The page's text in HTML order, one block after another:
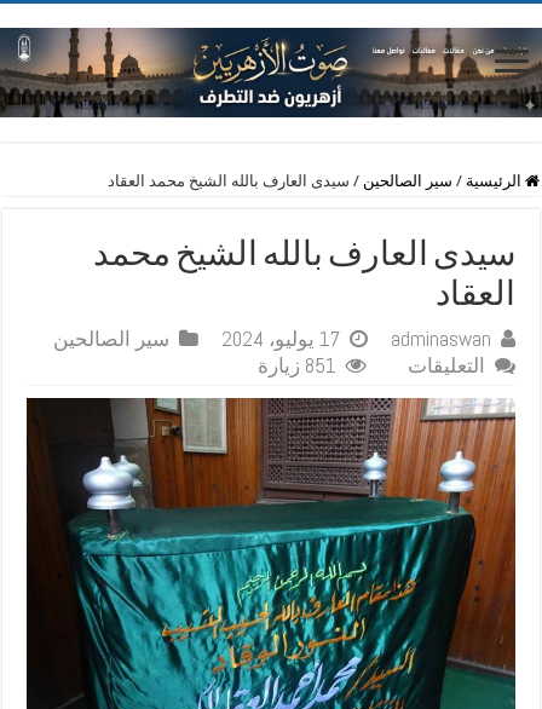
الرئيسية / سير الصالحين / سيدى العارف بالله الشيخ محمد العقاد
سيدى العارف بالله الشيخ محمد
العقاد
adminaswan 17 يوليو، 2024
سير الصالحين
التعليقات
العارف
بالله
الشيخ
محمد
العقاد
مغلقة
851 زيارة